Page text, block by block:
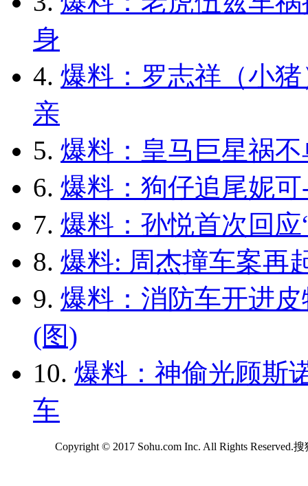
身
4. 爆料：罗志祥（小
亲
5. 爆料：皇马巨星祸
6. 爆料：狗仔追尾妮
7. 爆料：孙悦首次回
8. 爆料: 周杰撞车案再
9. 爆料：消防车开进
(图)
10. 爆料：神偷光顾斯
车
Copyright © 2017 Sohu.com Inc. All Rights Reserved.